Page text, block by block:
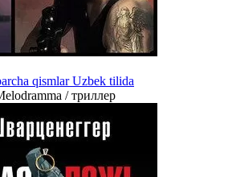
qismlar Uzbek tilida
/ триллер